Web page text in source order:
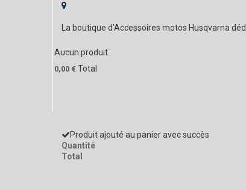
La boutique d'Accessoires motos Husqvarna
Aucun produit
0,00 € Total
Produit ajouté au panier avec succès
Quantité
Total